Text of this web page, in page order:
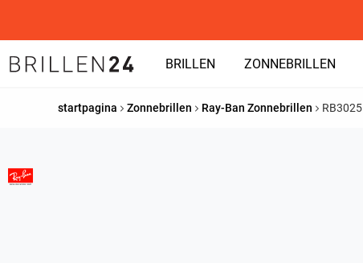
BRILLEN ZONNEBRILLEN
startpagina Zonnebrillen Ray-Ban Zonnebrillen RB3025